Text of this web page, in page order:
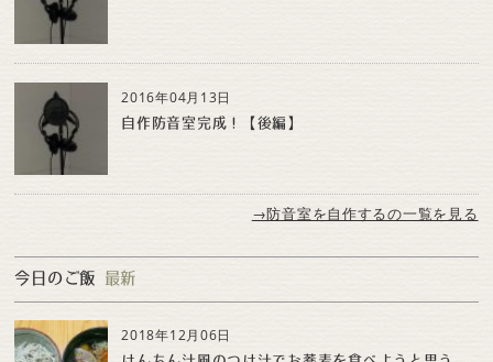
2016年04月13日
自作防音室完成！【後編】
→防音室を自作するの一覧を見る
今日のご飯 最新
2018年12月06日